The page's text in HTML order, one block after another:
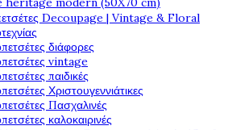
Decoupage | Vintage & Floral
διάφορες
vintage
παιδικές
Χριστουγεννιάτικες
Πασχαλινές
καλοκαιρινές